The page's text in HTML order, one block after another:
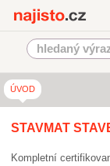
ÚVOD
STAVMAT
Kompletní